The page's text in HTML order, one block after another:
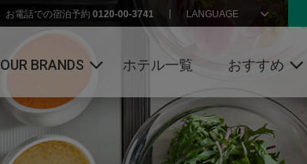
LANGUAGE
お電話での宿泊予約 0120-00-3741
OUR BRANDS
ニッコー・ホテルズ・インターナ
ショナル
ホテルJALシティ
ホテル一覧 おすすめ
トピックス